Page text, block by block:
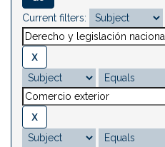
Current filters: